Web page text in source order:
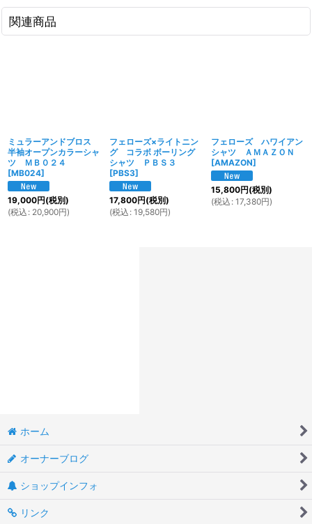
関連商品
ミュラーアンドブロス
半袖オープンカラーシャ
ツ ＭＢ０２４
[MB024]
19,000円(税別)
(税込 : 20,900円)
フェローズ×ライトニン
グ コラボ ボーリング
シャツ ＰＢＳ３
[PBS3]
17,800円(税別)
(税込 : 19,580円)
フェローズ ハワイアン
シャツ ＡＭＡＺＯＮ
[AMAZON]
15,800円(税別)
(税込 : 17,380円)
ホーム
オーナーブログ
ショップインフォ
リンク